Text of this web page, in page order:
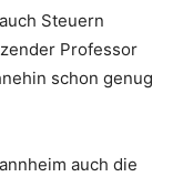
Steuern
Professor
schon genug
auch die